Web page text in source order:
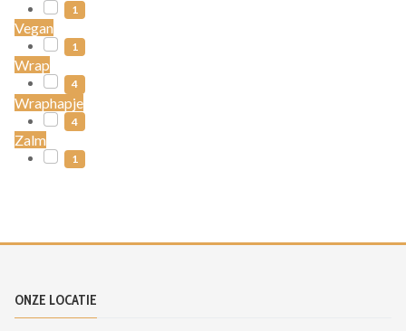
1
Vegan
1
Wrap
4
Wraphapje
4
Zalm
1
ONZE LOCATIE